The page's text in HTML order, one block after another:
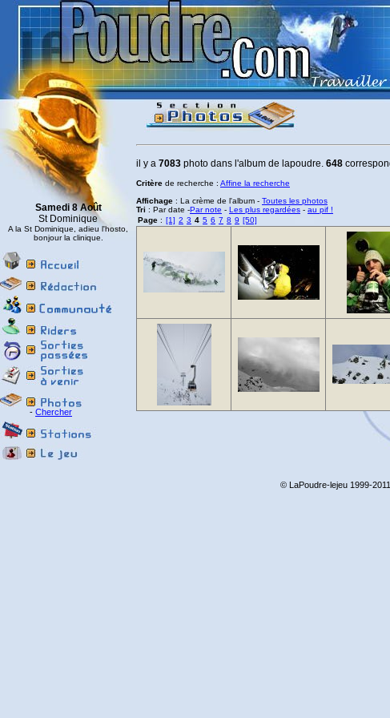
Samedi 8 Août
St Dominique
A la St Dominique, adieu l'hosto,
bonjour la clinique.
- Chercher
il y a 7083 photo dans l'album de lapoudre. 648
Critère de recherche : Affine la recherche
Affichage : La crème de l'album - Toutes les photos
Tri : Par date -Par note - Les plus regardées - au pif !
Page : [1] 2 3 4 5 6 7 8 9 [50]
© LaPoudre-lejeu 1999-